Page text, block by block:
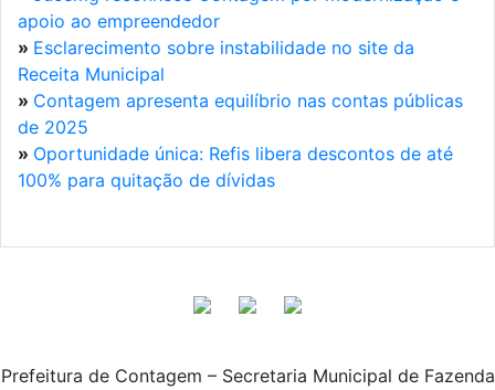
apoio ao empreendedor
» Esclarecimento sobre instabilidade no site da
Receita Municipal
» Contagem apresenta equilíbrio nas contas públicas
de 2025
» Oportunidade única: Refis libera descontos de até
100% para quitação de dívidas
Prefeitura de Contagem – Secretaria Municipal de Fazenda